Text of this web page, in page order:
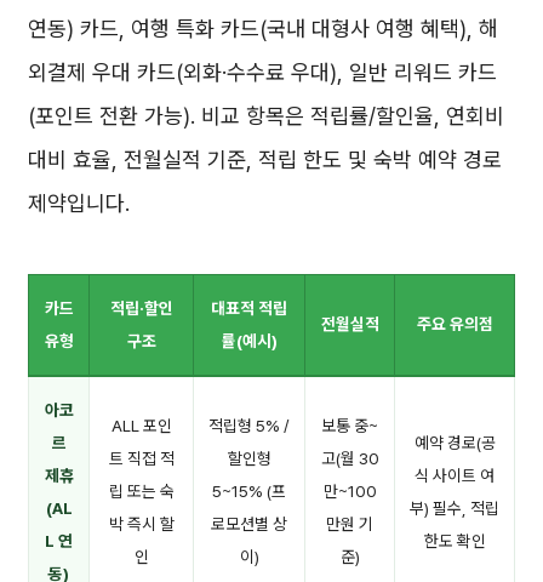
연동) 카드, 여행 특화 카드(국내 대형사 여행 혜택), 해
외결제 우대 카드(외화·수수료 우대), 일반 리워드 카드
(포인트 전환 가능). 비교 항목은 적립률/할인율, 연회비
대비 효율, 전월실적 기준, 적립 한도 및 숙박 예약 경로
제약입니다.
카드
유형
적립·할인
구조
대표적 적립
률(예시)
전월실적 주요 유의점
아코
르
제휴
(AL
L 연
동)
ALL 포인
트 직접 적
립 또는 숙
박 즉시 할
인
적립형 5% /
할인형
5~15% (프
로모션별 상
이)
보통 중~
고(월 30
만~100
만원 기
준)
예약 경로(공
식 사이트 여
부) 필수, 적립
한도 확인